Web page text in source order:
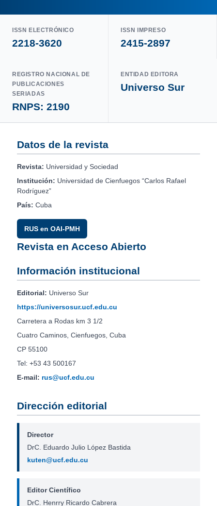
ISSN ELECTRÓNICO
2218-3620
ISSN IMPRESO
2415-2897
REGISTRO NACIONAL DE
PUBLICACIONES
SERIADAS
RNPS: 2190
ENTIDAD EDITORA
Universo Sur
Datos de la revista
Revista: Universidad y Sociedad
Institución: Universidad de Cienfuegos “Carlos Rafael
Rodríguez”
País: Cuba
RUS en OAI-PMH
Revista en Acceso Abierto
Información institucional
Editorial: Universo Sur
https://universosur.ucf.edu.cu
Carretera a Rodas km 3 1/2
Cuatro Caminos, Cienfuegos, Cuba
CP 55100
Tel: +53 43 500167
E-mail: rus@ucf.edu.cu
Dirección editorial
Director
DrC. Eduardo Julio López Bastida
kuten@ucf.edu.cu
Editor Científico
DrC. Henrry Ricardo Cabrera